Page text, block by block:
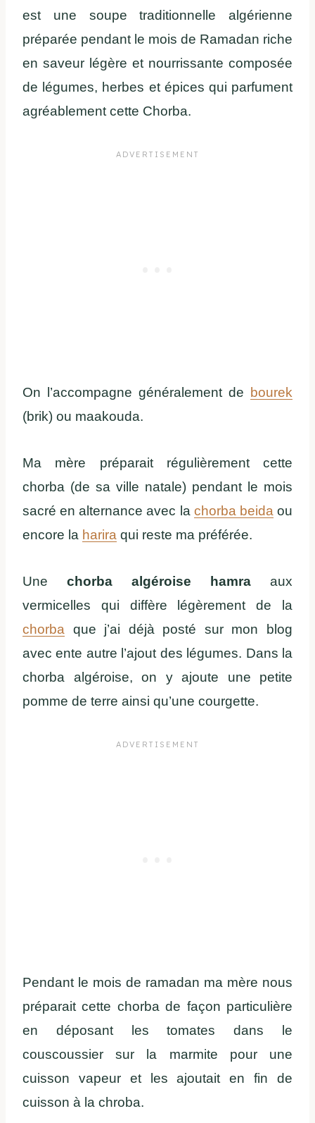
est une soupe traditionnelle algérienne
préparée pendant le mois de Ramadan riche
en saveur légère et nourrissante composée
de légumes, herbes et épices qui parfument
agréablement cette Chorba.
On l’accompagne généralement de bourek
(brik) ou maakouda.
Ma mère préparait régulièrement cette
chorba (de sa ville natale) pendant le mois
sacré en alternance avec la chorba beida ou
encore la harira qui reste ma préférée.
Une chorba algéroise hamra aux
vermicelles qui diffère légèrement de la
chorba que j’ai déjà posté sur mon blog
avec ente autre l’ajout des légumes. Dans la
chorba algéroise, on y ajoute une petite
pomme de terre ainsi qu’une courgette.
Pendant le mois de ramadan ma mère nous
préparait cette chorba de façon particulière
en déposant les tomates dans le
couscoussier sur la marmite pour une
cuisson vapeur et les ajoutait en fin de
cuisson à la chroba.